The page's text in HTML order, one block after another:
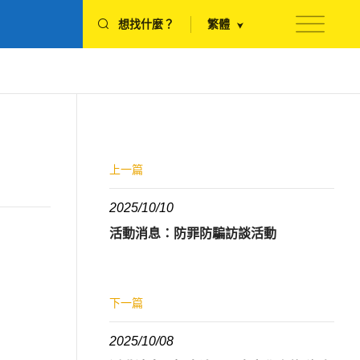
想找什麼？ 繁體
上一篇
2025/10/10
活動消息：防罪防騙訪談活動
下一篇
2025/10/08